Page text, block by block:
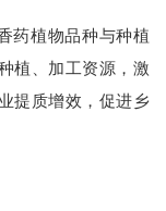
药植物品种与种植
植、加工资源，激
提质增效，促进乡